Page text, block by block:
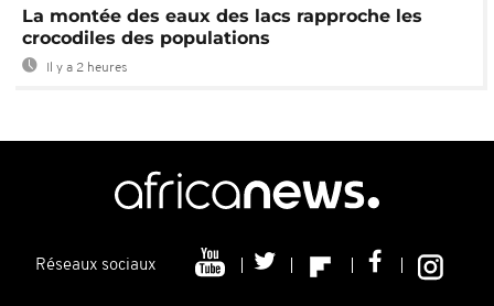
La montée des eaux des lacs rapproche les
crocodiles des populations
Il y a 2 heures
Réseaux sociaux